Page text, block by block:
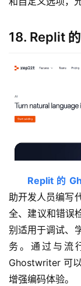
18. Replit
Replit 的
助开发人员编写
全、建议和错误
别适用于调试、
务。通过与流
Ghostwriter 可
增强编码体验。